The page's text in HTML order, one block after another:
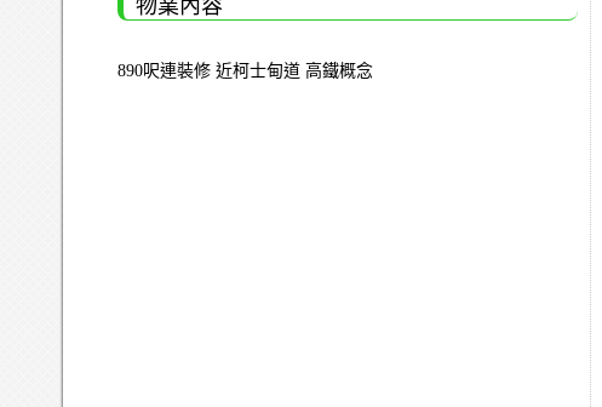
物業內容
890呎連裝修 近柯士甸道 高鐵概念